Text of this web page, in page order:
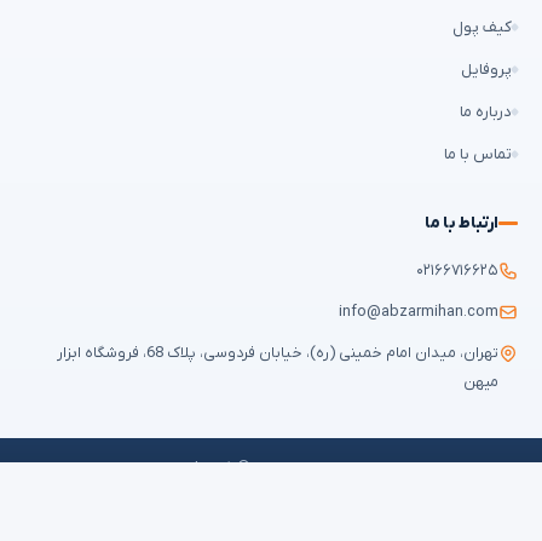
کیف پول
پروفایل
درباره ما
تماس با ما
ارتباط با ما
۰۲۱۶۶۷۱۶۶۲۵
info@abzarmihan.com
تهران، میدان امام خمینی (ره)، خیابان فردوسی، پلاک 68، فروشگاه ابزار
میهن
تمامی حقوق برایابزار میهنمحفوظ است © ۲۰۲۶ | طراحی سایت و سئو:
ایران